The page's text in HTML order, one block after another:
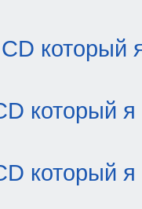
который
который я
который я